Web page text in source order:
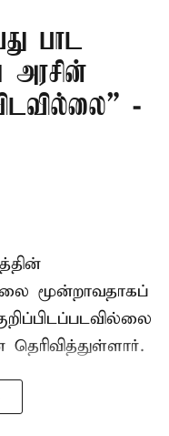
பாட
-
மூன்றாவதாகப்